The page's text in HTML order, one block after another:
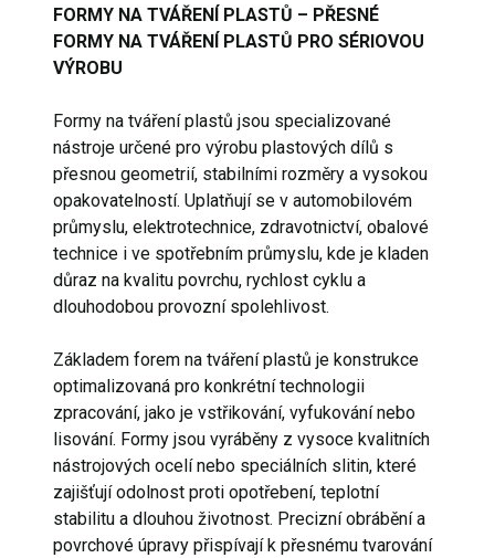
FORMY NA TVÁŘENÍ PLASTŮ – PŘESNÉ
FORMY NA TVÁŘENÍ PLASTŮ PRO SÉRIOVOU
VÝROBU
Formy na tváření plastů jsou specializované
nástroje určené pro výrobu plastových dílů s
přesnou geometrií, stabilními rozměry a vysokou
opakovatelností. Uplatňují se v automobilovém
průmyslu, elektrotechnice, zdravotnictví, obalové
technice i ve spotřebním průmyslu, kde je kladen
důraz na kvalitu povrchu, rychlost cyklu a
dlouhodobou provozní spolehlivost.
Základem forem na tváření plastů je konstrukce
optimalizovaná pro konkrétní technologii
zpracování, jako je vstřikování, vyfukování nebo
lisování. Formy jsou vyráběny z vysoce kvalitních
nástrojových ocelí nebo speciálních slitin, které
zajišťují odolnost proti opotřebení, teplotní
stabilitu a dlouhou životnost. Precizní obrábění a
povrchové úpravy přispívají k přesnému tvarování